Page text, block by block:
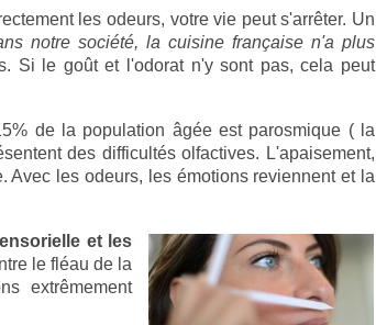
les odeurs, votre vie peut s'arrêter. Un
notre société, la cuisine française n'a plus
Si le goût et l'odorat n'y sont pas, cela peut
de la population âgée est parosmique ( la
des difficultés olfactives. L'apaisement,
Avec les odeurs, les émotions reviennent et la
et l es
le fléau de la
extrêmement